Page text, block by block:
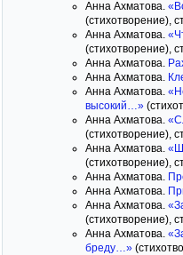
Анна Ахматова.
(стихотворение),
Анна Ахматова.
(стихотворение),
Анна Ахматова.
Анна Ахматова.
Анна Ахматова.
высокий…»
Анна Ахматова.
(стихотворение),
Анна Ахматова.
(стихотворение),
Анна Ахматова.
Анна Ахматова.
Анна Ахматова.
(стихотворение),
Анна Ахматова.
бреду…»